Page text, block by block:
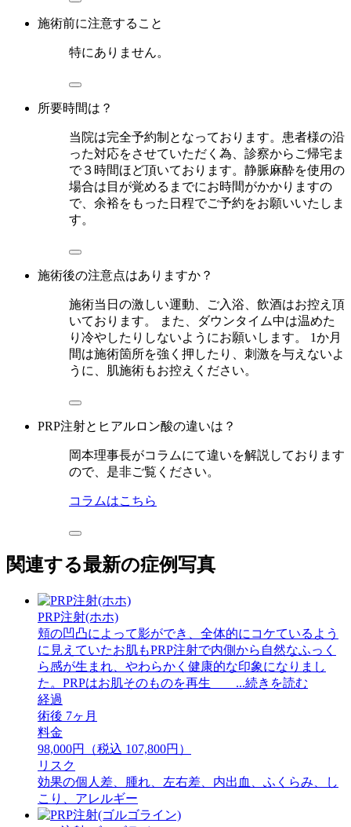
施術前に注意すること
特にありません。
所要時間は？
当院は完全予約制となっております。患者様の沿
った対応をさせていただく為、診察からご帰宅ま
で３時間ほど頂いております。静脈麻酔を使用の
場合は目が覚めるまでにお時間がかかりますの
で、余裕をもった日程でご予約をお願いいたしま
す。
施術後の注意点はありますか？
施術当日の激しい運動、ご入浴、飲酒はお控え頂
いております。 また、ダウンタイム中は温めた
り冷やしたりしないようにお願いします。 1か月
間は施術箇所を強く押したり、刺激を与えないよ
うに、肌施術もお控えください。
PRP注射とヒアルロン酸の違いは？
岡本理事長がコラムにて違いを解説しております
ので、是非ご覧ください。
コラムはこちら
関連する最新の症例写真
PRP注射(ホホ)
頬の凹凸によって影ができ、全体的にコケているよう
に見えていたお肌もPRP注射で内側から自然なふっく
ら感が生まれ、やわらかく健康的な印象になりまし
た。PRPはお肌そのものを再生 ...続きを読む
経過
術後 7ヶ月
料金
98,000円（税込 107,800円）
リスク
効果の個人差、腫れ、左右差、内出血、ふくらみ、し
こり、アレルギー